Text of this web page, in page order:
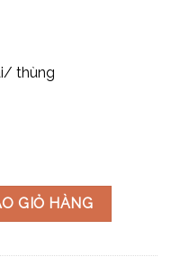
thùng
lượng
GIỎ HÀNG